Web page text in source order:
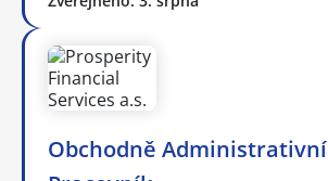
Obchodně Administrativní